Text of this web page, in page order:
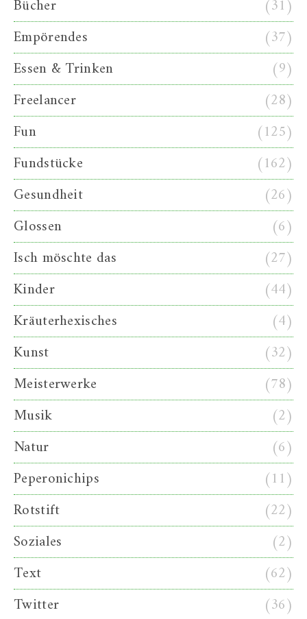
Bücher
(31)
Empörendes
(37)
Essen & Trinken
(9)
Freelancer
(28)
Fun
(125)
Fundstücke
(162)
Gesundheit
(26)
Glossen
(6)
Isch möschte das
(27)
Kinder
(44)
Kräuterhexisches
(4)
Kunst
(32)
Meisterwerke
(78)
Musik
(2)
Natur
(6)
Peperonichips
(11)
Rotstift
(22)
Soziales
(2)
Text
(62)
Twitter
(36)